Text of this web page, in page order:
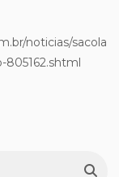
noticias/sacola
805162.shtml